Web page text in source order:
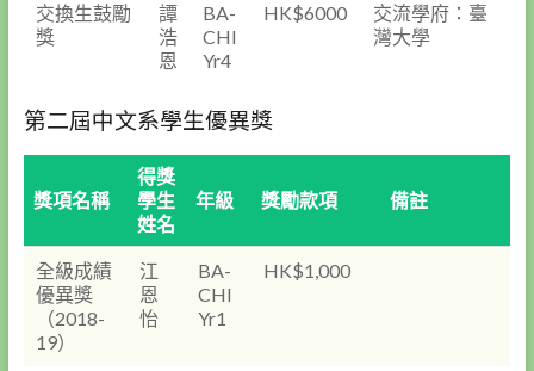
交換生鼓勵
獎
譚
浩
恩
BA-
CHI
Yr4
HK$6000
交流學府：臺
灣大學
第二屆中文系學生優異獎
獎項名稱
得獎
學生
姓名
年級 獎勵款項 備註
全級成績
優異獎
（2018-
19）
江
恩
怡
BA-
CHI
Yr1
HK$1,000